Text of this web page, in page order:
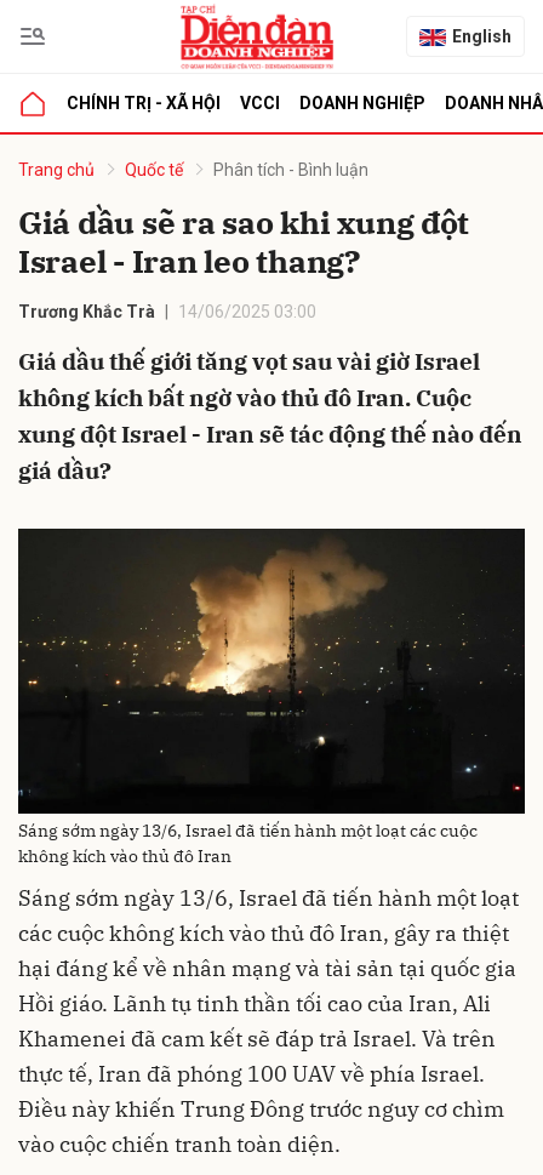
English
CHÍNH TRỊ - XÃ HỘI VCCI DOANH NGHIỆP DOANH
Trang chủ Quốc tế Phân tích - Bình luận
Giá dầu sẽ ra sao khi xung đột
Israel - Iran leo thang?
Trương Khắc Trà 14/06/2025 03:00
Giá dầu thế giới tăng vọt sau vài giờ Israel
không kích bất ngờ vào thủ đô Iran. Cuộc
xung đột Israel - Iran sẽ tác động thế nào đến
giá dầu?
Sáng sớm ngày 13/6, Israel đã tiến hành một loạt các cuộc
không kích vào thủ đô Iran
Sáng sớm ngày 13/6, Israel đã tiến hành một loạt
các cuộc không kích vào thủ đô Iran, gây ra thiệt
hại đáng kể về nhân mạng và tài sản tại quốc gia
Hồi giáo. Lãnh tụ tinh thần tối cao của Iran, Ali
Khamenei đã cam kết sẽ đáp trả Israel. Và trên
thực tế, Iran đã phóng 100 UAV về phía Israel.
Điều này khiến Trung Đông trước nguy cơ chìm
vào cuộc chiến tranh toàn diện.
luận
Hủy